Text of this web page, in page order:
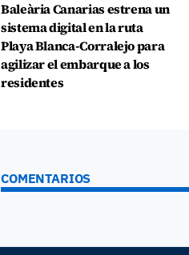
Baleària Canarias estrena un
sistema digital en la ruta
Playa Blanca-Corralejo para
agilizar el embarque a los
residentes
COMENTARIOS